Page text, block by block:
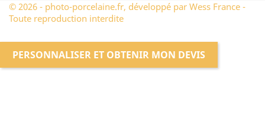
© 2026 - photo-porcelaine.fr, développé par Wess France -
Toute reproduction interdite
PERSONNALISER ET OBTENIR MON DEVIS